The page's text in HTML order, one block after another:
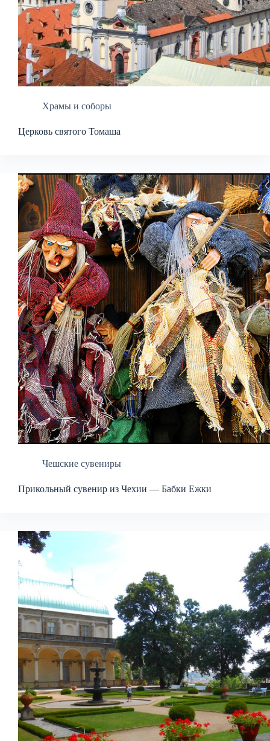
Храмы и соборы
Церковь святого Томаша
Чешские сувениры
Прикольный сувенир из Чехии — Бабки Ежки